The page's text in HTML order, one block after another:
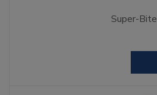
Super-Bite